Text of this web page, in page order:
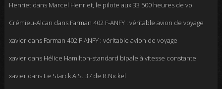
Henrietdans Marcel Henriet, le pilote aux 33 500 heures de vol
Crémieu-Alcan dans Farman 402 F-ANFY : véritable avion de voyage
xavierdans Farman 402 F-ANFY : véritable avion de voyage
xavierdans Hélice Hamilton-standard bipale à vitesse constante
xavierdans Le Starck A.S. 37 de R.Nickel